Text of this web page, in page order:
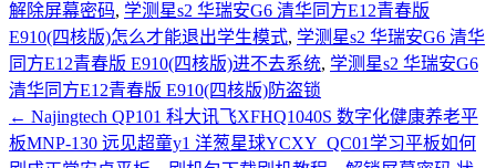
解除屏幕密码, 学测星s2 华瑞安G6 清华同方E12青春版
E910(四核版)怎么才能退出学生模式, 学测星s2 华瑞安G6 清华
同方E12青春版 E910(四核版)进不去系统, 学测星s2 华瑞安G6
清华同方E12青春版 E910(四核版)防盗锁
← Najingtech QP101 科大讯飞XFHQ1040S 数字化健康养老平
板MNP-130 远见超童y1 洋葱星球YCXY_QC01学习平板如何